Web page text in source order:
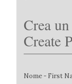
Crea
Create
Nome - First